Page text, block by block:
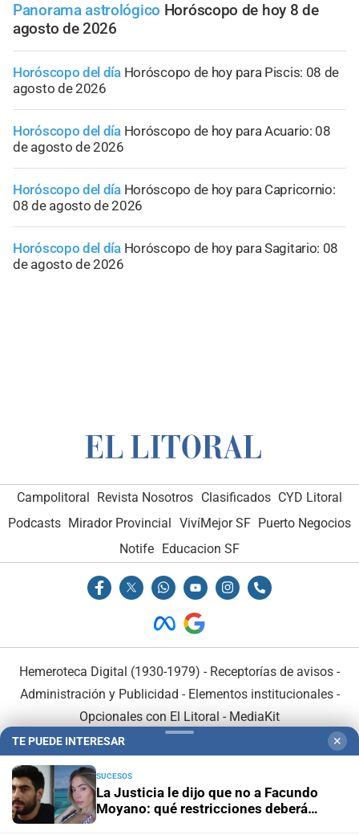
Panorama astrológico Horóscopo de hoy 8 de
agosto de 2026
Horóscopo del día Horóscopo de hoy para Piscis: 08 de
agosto de 2026
Horóscopo del día Horóscopo de hoy para Acuario: 08
de agosto de 2026
Horóscopo del día Horóscopo de hoy para Capricornio:
08 de agosto de 2026
Horóscopo del día Horóscopo de hoy para Sagitario: 08
de agosto de 2026
Campolitoral Revista Nosotros Clasificados CYD Litoral
Podcasts Mirador Provincial VivíMejor SF Puerto Negocios
Notife Educacion SF
Hemeroteca Digital (1930-1979) - Receptorías de avisos -
Administración y Publicidad - Elementos institucionales-
Opcionales con El Litoral - MediaKit
TE PUEDE INTERESAR ✕
SUCESOS
La Justicia le dijo que no a Facundo
Moyano: qué restricciones deberá